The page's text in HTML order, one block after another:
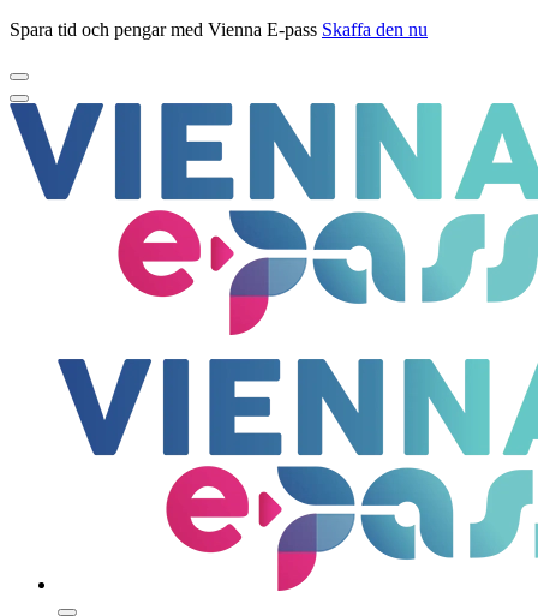
Spara tid och pengar med Vienna E-pass Skaffa den nu